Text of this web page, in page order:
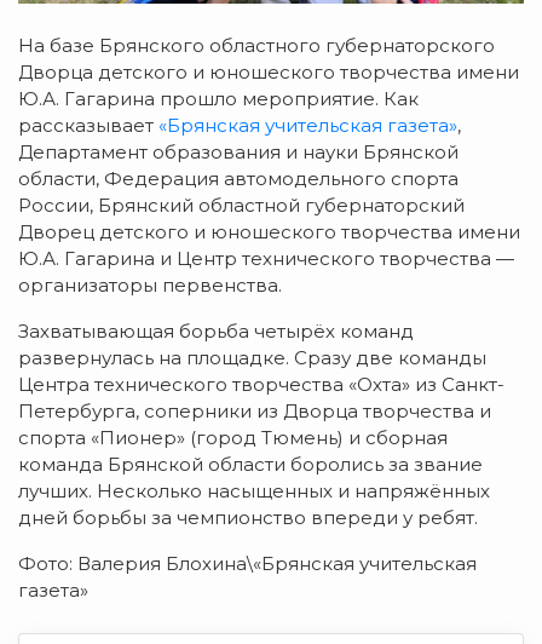
На базе Брянского областного губернаторского
Дворца детского и юношеского творчества имени
Ю.А. Гагарина прошло мероприятие. Как
рассказывает «Брянская учительская газета»,
Департамент образования и науки Брянской
области, Федерация автомодельного спорта
России, Брянский областной губернаторский
Дворец детского и юношеского творчества имени
Ю.А. Гагарина и Центр технического творчества —
организаторы первенства.
Захватывающая борьба четырёх команд
развернулась на площадке. Сразу две команды
Центра технического творчества «Охта» из Санкт-
Петербурга, соперники из Дворца творчества и
спорта «Пионер» (город Тюмень) и сборная
команда Брянской области боролись за звание
лучших. Несколько насыщенных и напряжённых
дней борьбы за чемпионство впереди у ребят.
Фото: Валерия Блохина\«Брянская учительская
газета»